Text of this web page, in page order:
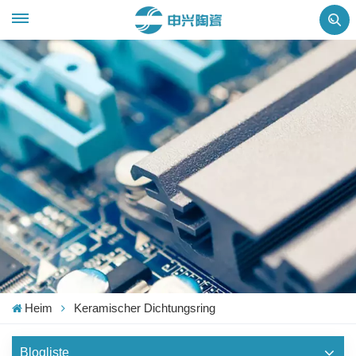
Heim Keramischer Dichtungsring
Blogliste